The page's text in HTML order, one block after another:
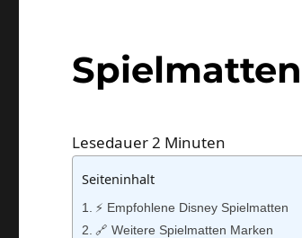
Lesedauer2 Minuten
Seiteninhalt
⚡️ Empfohlene Disney Spielmatten
🔗 Weitere Spielmatten Marken